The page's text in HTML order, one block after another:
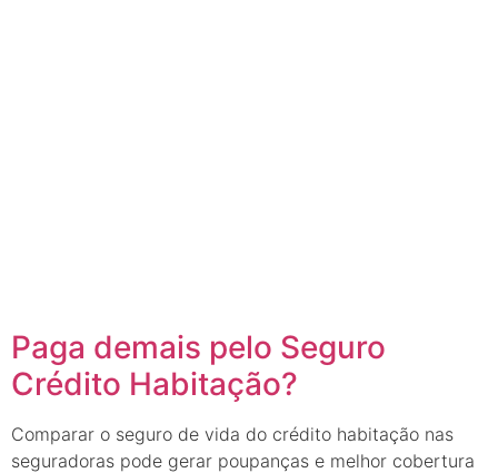
Paga demais pelo Seguro
Crédito Habitação?
Comparar o seguro de vida do crédito habitação nas
seguradoras pode gerar poupanças e melhor cobertura